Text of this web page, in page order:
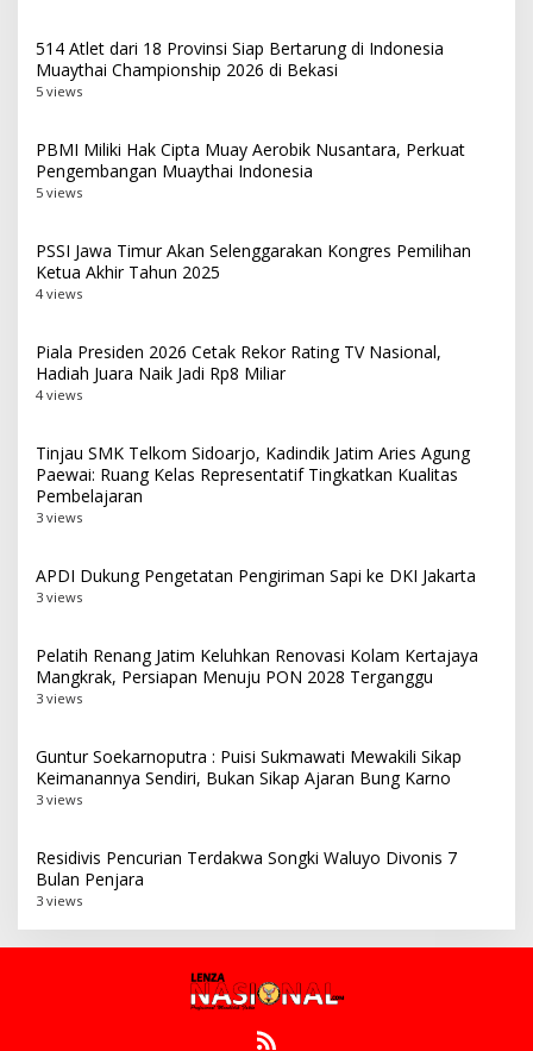
514 Atlet dari 18 Provinsi Siap Bertarung di Indonesia
Muaythai Championship 2026 di Bekasi
5 views
PBMI Miliki Hak Cipta Muay Aerobik Nusantara, Perkuat
Pengembangan Muaythai Indonesia
5 views
PSSI Jawa Timur Akan Selenggarakan Kongres Pemilihan
Ketua Akhir Tahun 2025
4 views
Piala Presiden 2026 Cetak Rekor Rating TV Nasional,
Hadiah Juara Naik Jadi Rp8 Miliar
4 views
Tinjau SMK Telkom Sidoarjo, Kadindik Jatim Aries Agung
Paewai: Ruang Kelas Representatif Tingkatkan Kualitas
Pembelajaran
3 views
APDI Dukung Pengetatan Pengiriman Sapi ke DKI Jakarta
3 views
Pelatih Renang Jatim Keluhkan Renovasi Kolam Kertajaya
Mangkrak, Persiapan Menuju PON 2028 Terganggu
3 views
Guntur Soekarnoputra : Puisi Sukmawati Mewakili Sikap
Keimanannya Sendiri, Bukan Sikap Ajaran Bung Karno
3 views
Residivis Pencurian Terdakwa Songki Waluyo Divonis 7
Bulan Penjara
3 views